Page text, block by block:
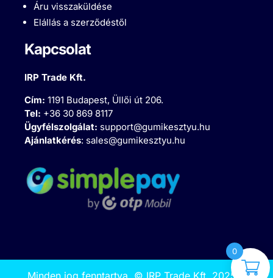
Áru visszaküldése
Elállás a szerződéstől
Kapcsolat
IRP Trade Kft.
Cím:1191 Budapest, Üllői út 206.
Tel: +36 30 869 8117
Ügyfélszolgálat: support@gumikesztyu.hu
Ajánlatkérés: sales@gumikesztyu.hu
Minden jog fenntartva. © IRP Trade Kft. 2025
0